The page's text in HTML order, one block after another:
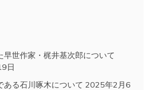
早世作家・梶井基次郎について
日
ある石川啄木について 2025年2月6